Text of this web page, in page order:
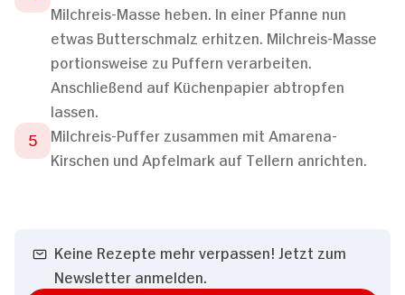
Milchreis-Masse heben. In einer Pfanne nun
etwas Butterschmalz erhitzen. Milchreis-Masse
portionsweise zu Puffern verarbeiten.
Anschließend auf Küchenpapier abtropfen
lassen.
Milchreis-Puffer zusammen mit Amarena-
Kirschen und Apfelmark auf Tellern anrichten.
Keine Rezepte mehr verpassen! Jetzt zum
Newsletter anmelden.